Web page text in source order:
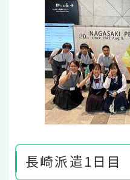
長崎派遣1日目